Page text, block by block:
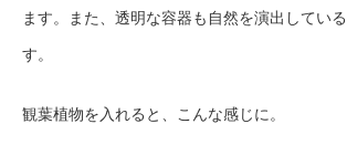
ます。また、透明な容器も自然を演出してい
す。
観葉植物を入れると、こんな感じに。